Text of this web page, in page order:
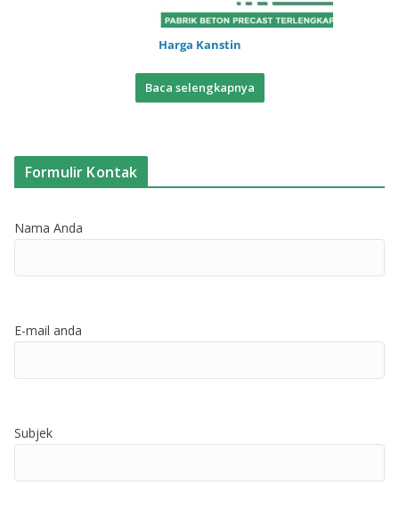
Harga Kanstin
Baca selengkapnya
Formulir Kontak
Nama Anda
E-mail anda
Subjek